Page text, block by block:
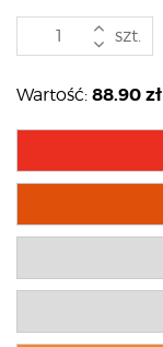
szt.
Wartość: 88.90zł